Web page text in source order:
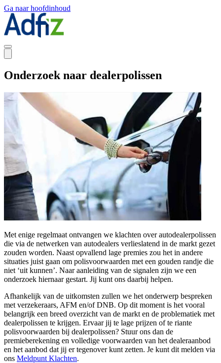
Ga naar hoofdinhoud
Onderzoek naar dealerpolissen
Met enige regelmaat ontvangen we klachten overautodealerpolissen
die via de netwerken van autodealers verlieslatend in de markt gezet
zouden worden. Naast opvallend lage premies zou het in andere
situaties juist gaan om polisvoorwaarden met een gouden randje die
niet ‘uit kunnen’. Naar aanleiding van de signalen zijn we een
onderzoek hiernaar gestart. Jij kunt ons daarbij helpen.
Afhankelijk van de uitkomsten zullen we het onderwerp bespreken
met verzekeraars, AFM en/of DNB. Op dit moment is het vooral
belangrijk een breed overzicht van de markt en de problematiek met
dealerpolissen te krijgen. Ervaar jij te lage prijzen of te riante
polisvoorwaarden bij dealerpolissen? Stuur ons dan de
premieberekening en volledige voorwaarden van het dealeraanbod
en het aanbod dat jij er tegenover kunt zetten. Je kunt dit melden via
ons Meldpunt Klachten.